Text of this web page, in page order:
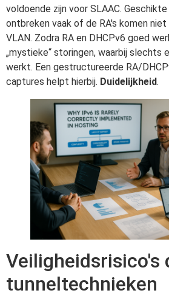
voldoende zijn voor SLAAC.
ontbreken vaak of de RA's komen
VLAN. Zodra RA en DHCPv6 goed
„mystieke“ storingen, waarbij slechts
werkt. Een gestructureerde RA/
captures helpt hierbij. Duidelijkheid.
Veiligheidsrisico's
tunneltechnieken